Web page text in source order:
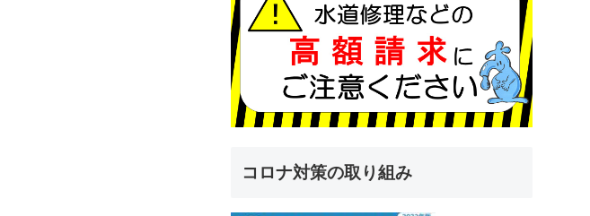
コロナ対策の取り組み